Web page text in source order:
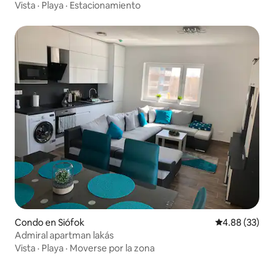
Vista · Playa · Estacionamiento
Condo en Siófok Calificación
4.88 (33)
Admiral apartman lakás
Vista · Playa · Moverse por la zona